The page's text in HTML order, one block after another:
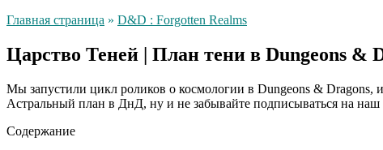
Главная страница » D&D : Forgotten Realms
Царство Теней | План тени в Dungeons &
Мы запустили цикл роликов о космологии в Dungeons &
Астральный план в ДнД, ну и не забывайте подписываться на наш
Содержание